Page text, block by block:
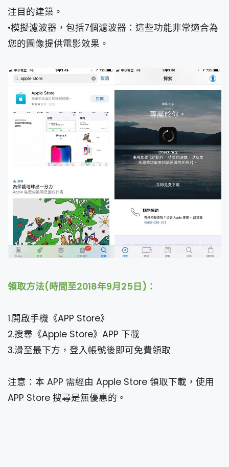
注目的建築。
•模擬濾波器，包括7個濾波器：這些功能非常適合為
您的圖像提供電影效果。
領取方法(時間至2018年9月25日)：
1.開啟手機《APP Store》
2.搜尋《Apple Store》APP 下載
3.滑至最下方，登入帳號後即可免費領取
注意：本 APP 需經由 Apple Store 領取下載，使用
APP Store 搜尋是無優惠的。